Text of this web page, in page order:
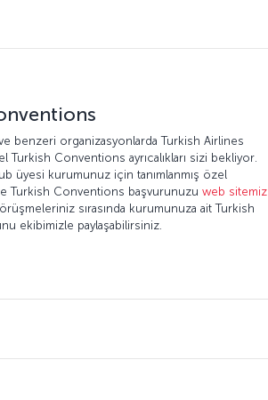
benzeri organizasyonlarda Turkish Airlines
Conventions ayrıcalıkları sizi bekliyor.
üyesi kurumunuz için tanımlanmış özel
Turkish Conventions başvurunuzu web sitemiz
sırasında kurumunuza ait Turkish
ekibimizle paylaşabilirsiniz.